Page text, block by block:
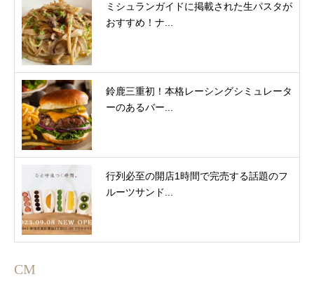
ミシュランガイドに掲載された生パスタが
おすすめ！ナ...
鈴鹿三重初！本格レーシングシミュレータ
ーのあるバー...
行列必至の開店1時間で完売する話題のフ
ルーツサンド...
CM